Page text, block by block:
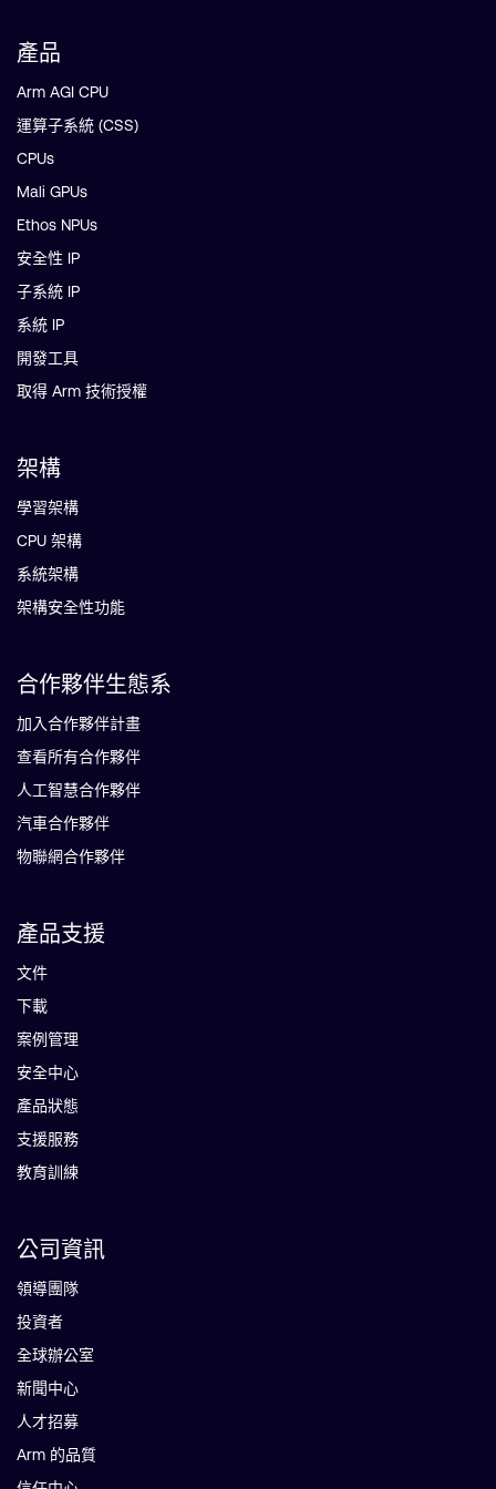
產品
Arm AGI CPU
運算子系統 (CSS)
CPUs
Mali GPUs
Ethos NPUs
安全性 IP
子系統 IP
系統 IP
開發工具
取得 Arm 技術授權
架構
學習架構
CPU 架構
系統架構
架構安全性功能
合作夥伴生態系
加入合作夥伴計畫
查看所有合作夥伴
人工智慧合作夥伴
汽車合作夥伴
物聯網合作夥伴
產品支援
文件
下載
案例管理
安全中心
產品狀態
支援服務
教育訓練
公司資訊
領導團隊
投資者
全球辦公室
新聞中心
人才招募
Arm 的品質